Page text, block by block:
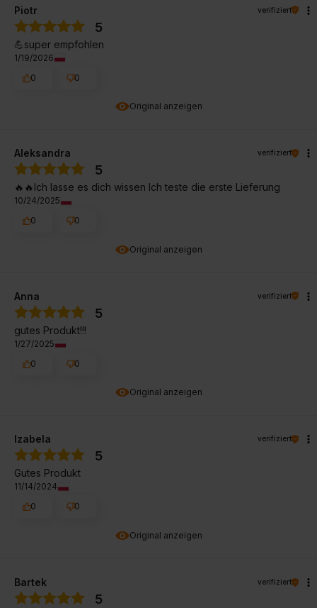
Original anzeigen
Piotr verifiziert
5
💪super empfohlen
1/19/2026
0
0
Original anzeigen
Aleksandra verifiziert
5
🔥🔥Ich lasse es dich wissen Ich teste die erste Lieferung
10/24/2025
0
0
Original anzeigen
Anna verifiziert
5
gutes Produkt!!!
1/27/2025
0
0
Original anzeigen
Izabela verifiziert
5
Gutes Produkt
11/14/2024
0
0
Bartek verifiziert
5